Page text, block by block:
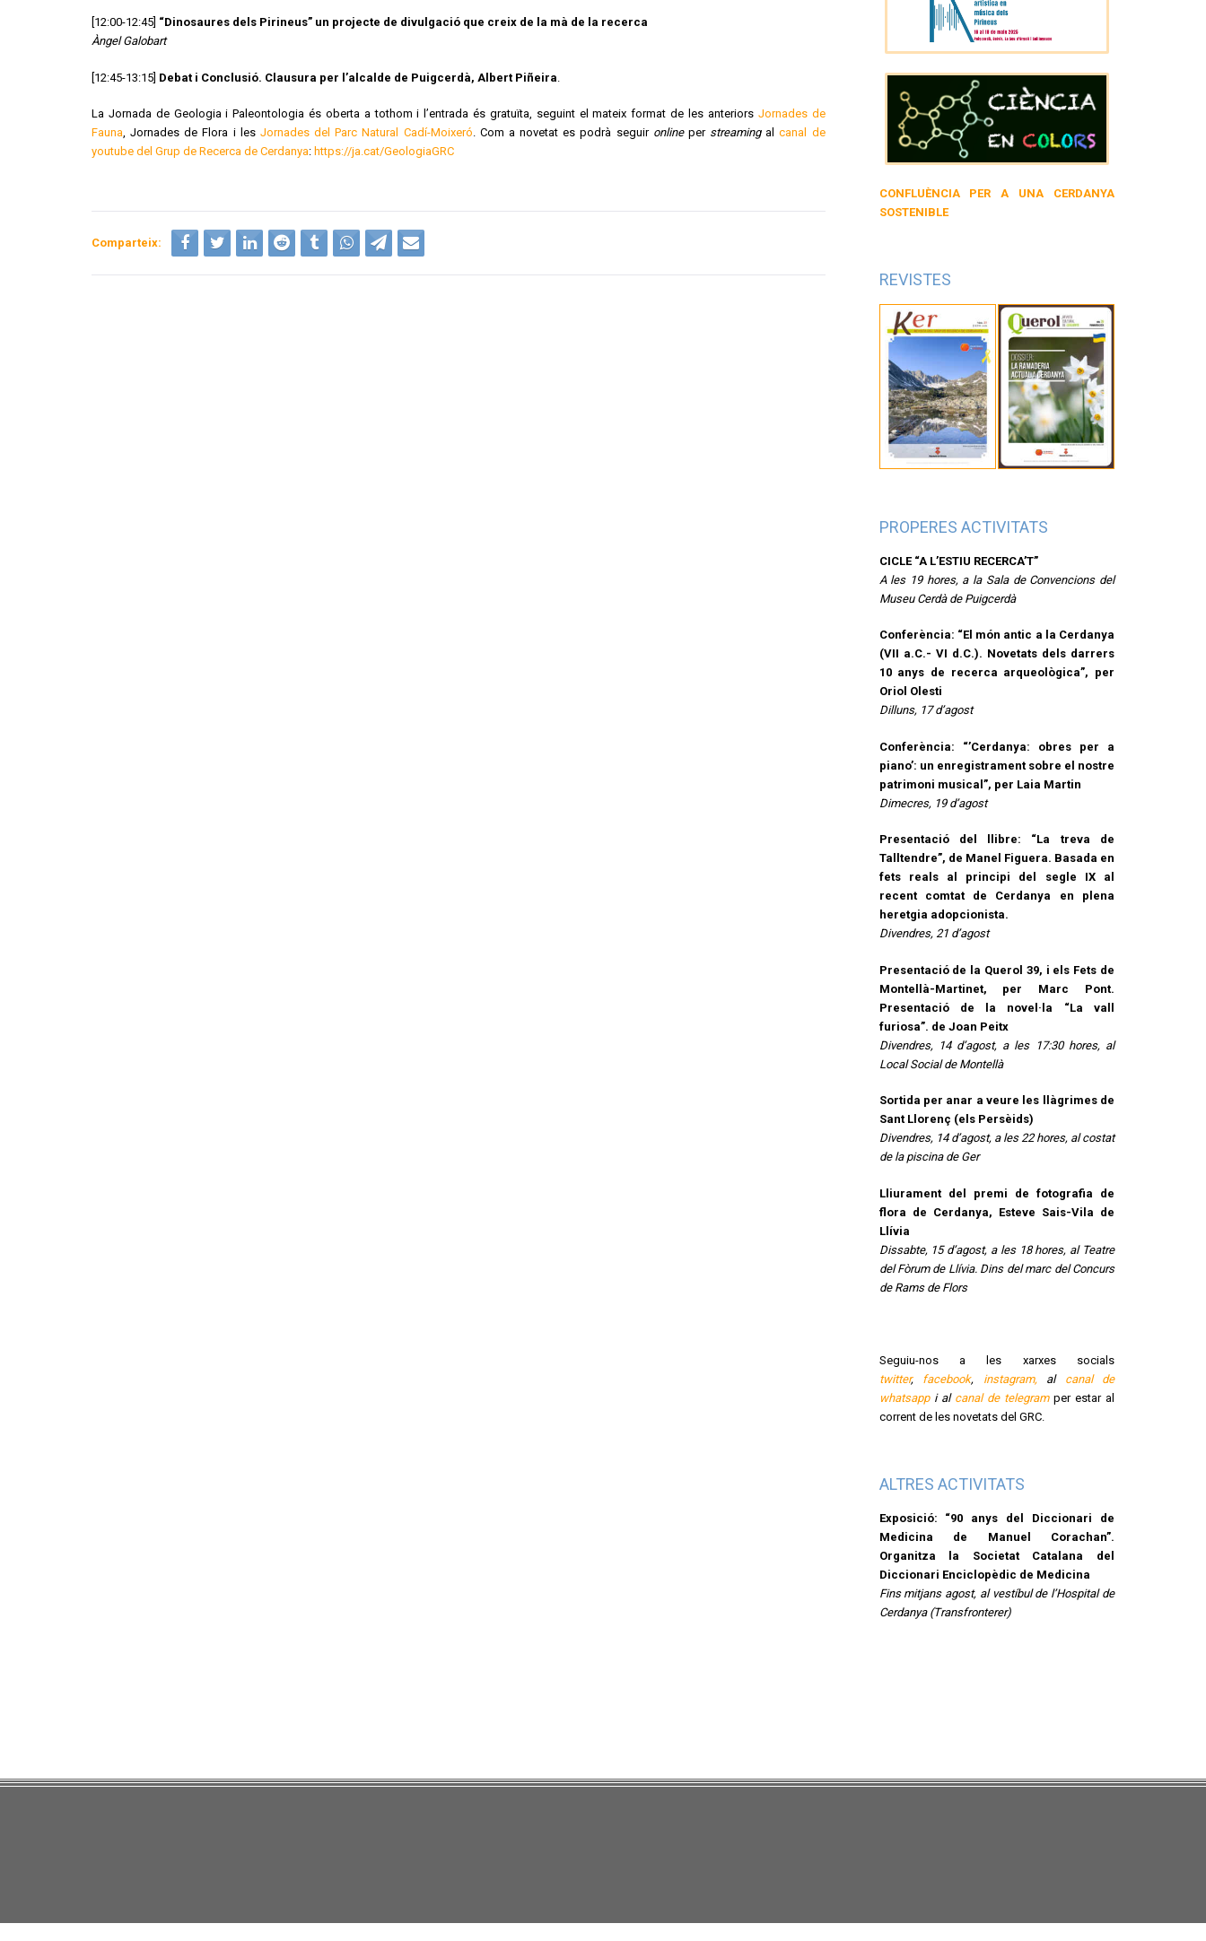
[12:00-12:45] “Dinosaures dels Pirineus” un projecte de divulgació que creix de la mà de la recerca
Àngel Galobart
[12:45-13:15] Debat i Conclusió. Clausura per l’alcalde de Puigcerdà, Albert Piñeira
La Jornada de Geologia i Paleontologia és oberta a tothom i l’entrada és gratuïta, seguint el mateix format de les anteriors Jornades de
Fauna, Jornades de Flora i les Jornades del Parc Natural Cadí-Moixeró. Com a novetat es podrà seguir onlineper streamingalcanal de
youtube del Grup de Recerca de Cerdanya: https://ja.cat/GeologiaGRC
Comparteix:
CONFLUÈNCIA PER A UNA CERDANYA
SOSTENIBLE
REVISTES
PROPERES ACTIVITATS
CICLE “A L’ESTIU RECERCA’T”
A les 19 hores, a la Sala de Convencions del
Museu Cerdà de Puigcerdà
Conferència: “El món antic a la Cerdanya
(VII a.C.- VI d.C.). Novetats dels darrers
10 anys de recerca arqueològica”, per
Oriol Olesti
Dilluns, 17 d’agost
Conferència: “’Cerdanya: obres per a
piano’: un enregistrament sobre el nostre
patrimoni musical”, per Laia Martin
Dimecres, 19 d’agost
Presentació del llibre: “La treva de
Talltendre”, de Manel Figuera. Basada en
fets reals al principi del segle IX al
recent comtat de Cerdanya en plena
heretgia adopcionista.
Divendres, 21 d’agost
Presentació de la Querol 39, i els Fets de
Montellà-Martinet, per Marc Pont.
Presentació de la novel·la “La vall
furiosa”. de Joan Peitx
Divendres, 14 d’agost, a les 17:30 hores, al
Local Social de Montellà
Sortida per anar a veure les llàgrimes de
Sant Llorenç (els Persèids)
Divendres, 14 d’agost, a les 22 hores, al costat
de la piscina de Ger
Lliurament del premi de fotografia de
flora de Cerdanya, Esteve Sais-Vila de
Llívia
Dissabte, 15 d’agost, a les 18 hores, al Teatre
del Fòrum de Llívia. Dins del marc del Concurs
de Rams de Flors
Seguiu-nos a les xarxes socials
twitter, facebook, instagram,al canal de
whatsappi al canal de telegramper estar al
corrent de les novetats del GRC.
ALTRES ACTIVITATS
Exposició: “90 anys del Diccionari de
Medicina de Manuel Corachan”.
Organitza la Societat Catalana del
Diccionari Enciclopèdic de Medicina
Fins mitjans agost, al vestíbul de l’Hospital de
Cerdanya (Transfronterer)